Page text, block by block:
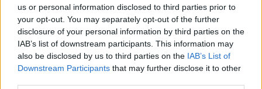
us or personal information disclosed to third parties prior to
your opt-out. You may separately opt-out of the further
disclosure of your personal information by third parties on the
IAB’s list of downstream participants. This information may
also be disclosed by us to third parties on the IAB’s List of
Downstream Participants that may further disclose it to other
spezifische Allergene testen und besprechen Sie
Behandlungsoptionen wie Antihistaminika oder
Immuntherapie